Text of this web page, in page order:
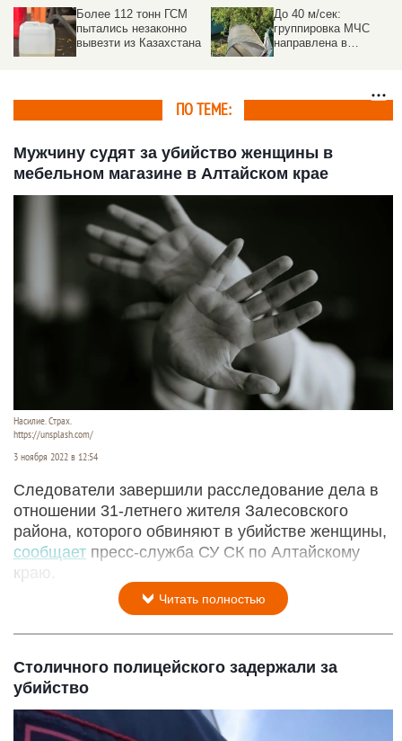
Более 112 тонн ГСМ
пытались незаконно
вывезти из Казахстана
До 40 м/сек:
группировка МЧС
направлена в
ПО ТЕМЕ:
Мужчину судят за убийство женщины в
мебельном магазине в Алтайском крае
Насилие. Страх.
https://unsplash.com/
3 ноября 2022 в 12:54
Следователи завершили расследование дела в
отношении 31-летнего жителя Залесовского
района, которого обвиняют в убийстве женщины,
сообщает пресс-служба СУ СК по Алтайскому
краю.
Читать полностью
Столичного полицейского задержали за
убийство